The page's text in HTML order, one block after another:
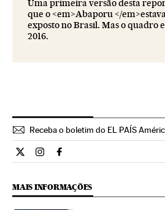
Uma primeira versão desta
que o <em>Abaporu </
exposto no Brasil. Mas o quadro
2016.
Receba o boletim do EL PAÍS
Cultura El País Brasil en Twitter
Cultura El País Brasil en
Cultura El País Brasil en
MAIS INFORMAÇÕES